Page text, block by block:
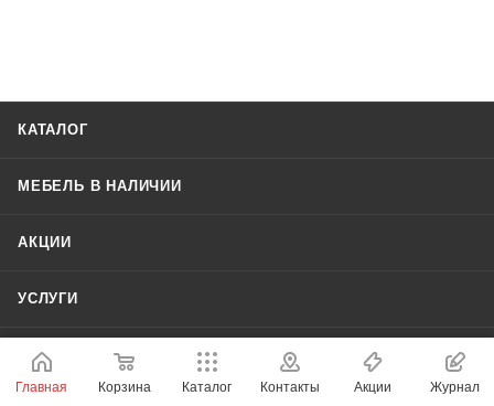
КАТАЛОГ
МЕБЕЛЬ В НАЛИЧИИ
АКЦИИ
УСЛУГИ
БРЕНДЫ
Главная Корзина Каталог Контакты Акции Журнал